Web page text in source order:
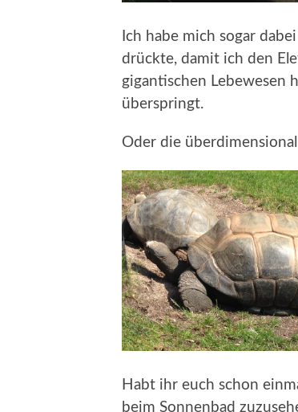
Ich habe mich sogar
drückte, damit ich den
gigantischen Lebewesen
überspringt.
Oder die
Habt ihr euch schon
beim Sonnenbad